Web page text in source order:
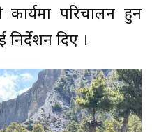
कार्यमा परिचालन हुन
निर्देशन दिए ।